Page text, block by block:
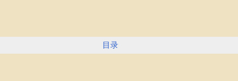
目录